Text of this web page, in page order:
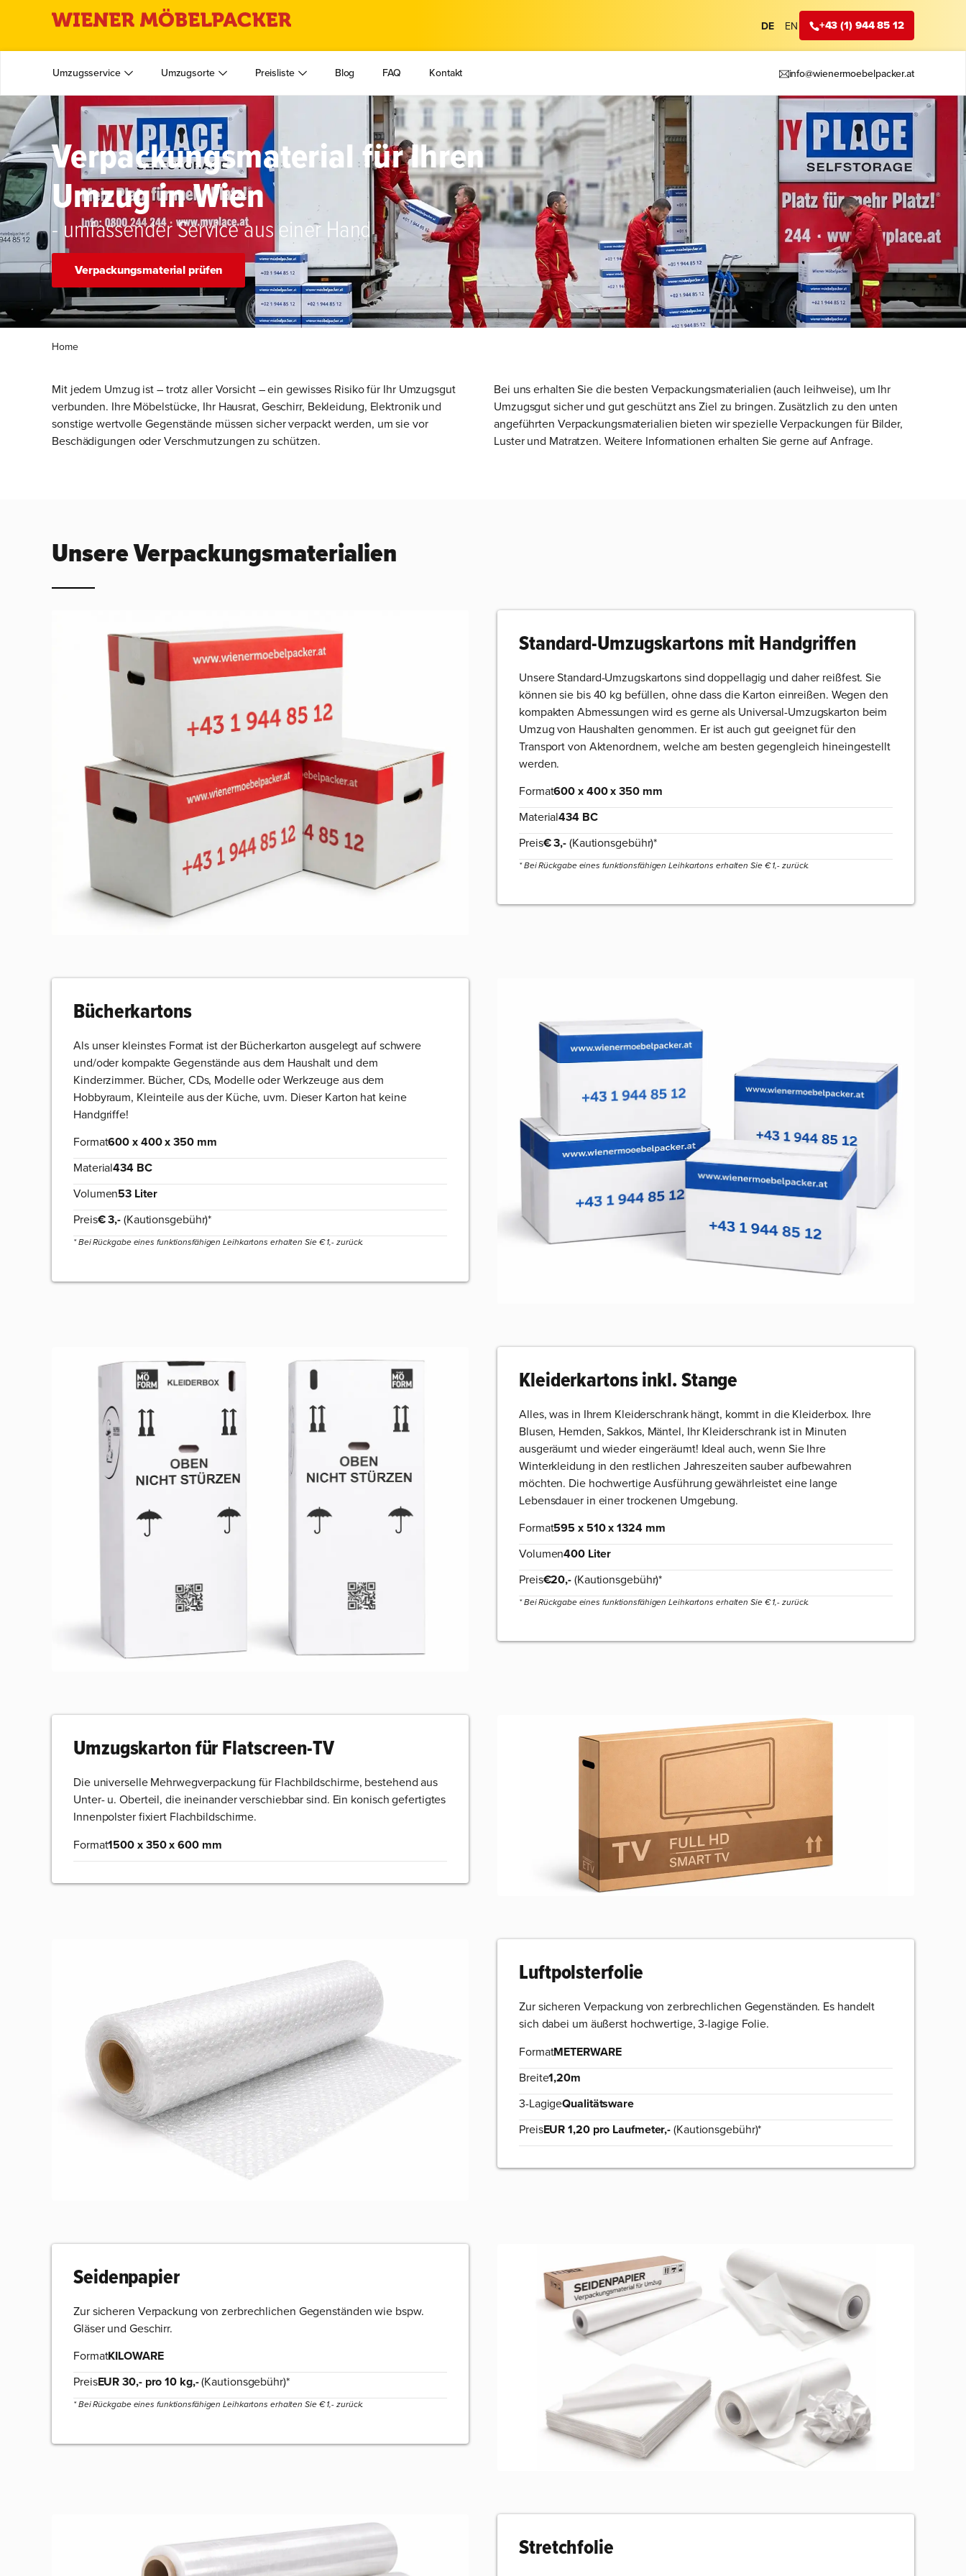
+43 (1) 944 85 12
DE EN
Umzugsservice Umzugsorte Preisliste Blog FAQ Kontakt info@wienermoebelpacker.at
Verpackungsmaterial für Ihren
Umzug in Wien
- umfassender Service aus einer Hand
Verpackungsmaterial prüfen
Home
Mit jedem Umzug ist – trotz aller Vorsicht – ein gewisses Risiko für Ihr Umzugsgut
verbunden. Ihre Möbelstücke, Ihr Hausrat, Geschirr, Bekleidung, Elektronik und
sonstige wertvolle Gegenstände müssen sicher verpackt werden, um sie vor
Beschädigungen oder Verschmutzungen zu schützen.
Bei uns erhalten Sie die besten Verpackungsmaterialien (auch leihweise), um Ihr
Umzugsgut sicher und gut geschützt ans Ziel zu bringen. Zusätzlich zu den unten
angeführten Verpackungsmaterialien bieten wir spezielle Verpackungen für Bilder,
Luster und Matratzen. Weitere Informationen erhalten Sie gerne auf Anfrage.
Unsere Verpackungsmaterialien
Standard-Umzugskartons mit Handgriffen
Unsere Standard-Umzugskartons sind doppellagig und daher reißfest. Sie
können sie bis 40 kg befüllen, ohne dass die Karton einreißen. Wegen den
kompakten Abmessungen wird es gerne als Universal-Umzugskarton beim
Umzug von Haushalten genommen. Er ist auch gut geeignet für den
Transport von Aktenordnern, welche am besten gegengleich hineingestellt
werden.
Format600 x 400 x 350 mm
Material434 BC
Preis€ 3,-(Kautionsgebühr)*
* Bei Rückgabe eines funktionsfähigen Leihkartons erhalten Sie € 1,- zurück.
Bücherkartons
Als unser kleinstes Format ist der Bücherkarton ausgelegt auf schwere
und/oder kompakte Gegenstände aus dem Haushalt und dem
Kinderzimmer. Bücher, CDs, Modelle oder Werkzeuge aus dem
Hobbyraum, Kleinteile aus der Küche, uvm. Dieser Karton hat keine
Handgriffe!
Format600 x 400 x 350 mm
Material434 BC
Volumen53 Liter
Preis€ 3,-(Kautionsgebühr)*
* Bei Rückgabe eines funktionsfähigen Leihkartons erhalten Sie € 1,- zurück.
Kleiderkartons inkl. Stange
Alles, was in Ihrem Kleiderschrank hängt, kommt in die Kleiderbox. Ihre
Blusen, Hemden, Sakkos, Mäntel, Ihr Kleiderschrank ist in Minuten
ausgeräumt und wieder eingeräumt! Ideal auch, wenn Sie Ihre
Winterkleidung in den restlichen Jahreszeiten sauber aufbewahren
möchten. Die hochwertige Ausführung gewährleistet eine lange
Lebensdauer in einer trockenen Umgebung.
Format595 x 510 x 1324 mm
Volumen400 Liter
Preis€20,-(Kautionsgebühr)*
* Bei Rückgabe eines funktionsfähigen Leihkartons erhalten Sie € 1,- zurück.
Umzugskarton für Flatscreen-TV
Die universelle Mehrwegverpackung für Flachbildschirme, bestehend aus
Unter- u. Oberteil, die ineinander verschiebbar sind. Ein konisch gefertigtes
Innenpolster fixiert Flachbildschirme.
Format1500 x 350 x 600 mm
Luftpolsterfolie
Zur sicheren Verpackung von zerbrechlichen Gegenständen. Es handelt
sich dabei um äußerst hochwertige, 3-lagige Folie.
FormatMETERWARE
Breite1,20m
3-LagigeQualitätsware
PreisEUR 1,20 pro Laufmeter,-(Kautionsgebühr)*
Seidenpapier
Zur sicheren Verpackung von zerbrechlichen Gegenständen wie bspw.
Gläser und Geschirr.
FormatKILOWARE
PreisEUR 30,- pro 10 kg,-(Kautionsgebühr)*
* Bei Rückgabe eines funktionsfähigen Leihkartons erhalten Sie € 1,- zurück.
Stretchfolie